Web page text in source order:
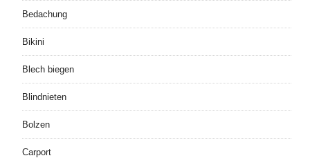
Bedachung
Bikini
Blech biegen
Blindnieten
Bolzen
Carport